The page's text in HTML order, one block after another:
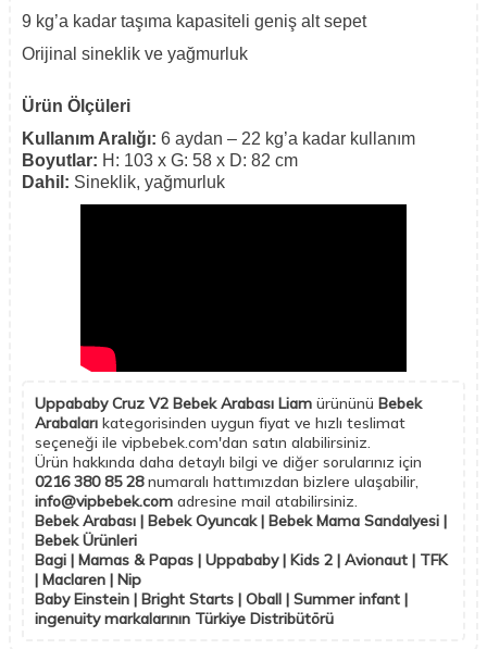
9 kg’a kadar taşıma kapasiteli geniş alt sepet
Orijinal sineklik ve yağmurluk
Ürün Ölçüleri
Kullanım Aralığı: 6 aydan – 22 kg’a kadar kullanım
Boyutlar: H: 103 x G: 58 x D: 82 cm
Dahil: Sineklik, yağmurluk
Uppababy Cruz V2 Bebek Arabası Liam ürününü Bebek
Arabaları kategorisinden uygun fiyat ve hızlı teslimat
seçeneği ile vipbebek.com'dan satın alabilirsiniz.
Ürün hakkında daha detaylı bilgi ve diğer sorularınız için
0216 380 85 28numaralı hattımızdan bizlere ulaşabilir,
info@vipbebek.com adresine mail atabilirsiniz.
Bebek Arabası | Bebek Oyuncak | Bebek Mama Sandalyesi |
Bebek Ürünleri
Bagi | Mamas & Papas | Uppababy | Kids 2 | Avionaut | TFK
| Maclaren | Nip
Baby Einstein | Bright Starts | Oball | Summer infant |
ingenuity markalarının Türkiye Distribütörü